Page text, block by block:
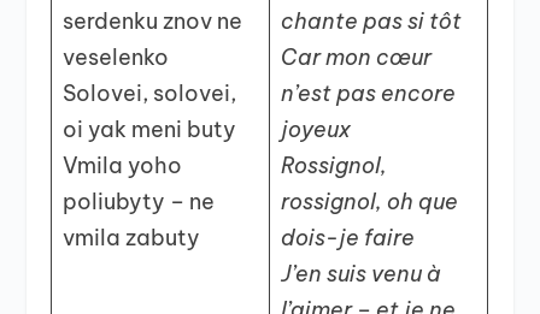
serdenku znov ne
veselenko
Solovei, solovei,
oi yak meni buty
Vmila yoho
poliubyty – ne
vmila zabuty
chante pas si tôt
Car mon cœur
n’est pas encore
joyeux
Rossignol,
rossignol, oh que
dois-je faire
J’en suis venu à